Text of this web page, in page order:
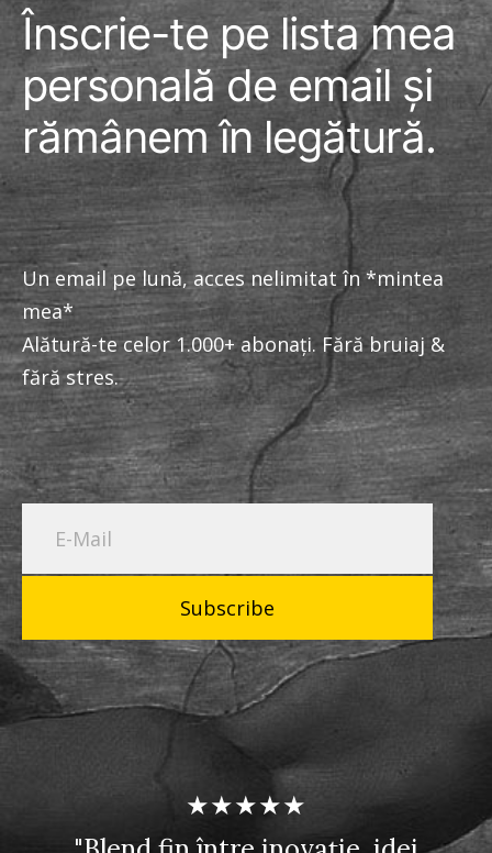
Înscrie-te pe lista mea
personală de email și
rămânem în legătură.
Un email pe lună, acces nelimitat în *mintea
mea*
Alătură-te celor 1.000+ abonați. Fără bruiaj &
fără stres.
Subscribe
★★★★★